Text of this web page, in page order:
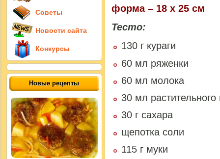
форма – 18 х 25 см
Тесто:
130 г кураги
60 мл ряженки
60 мл молока
30 мл
30 г сахара
щепотка соли
115 г муки
Советы
Новости сайта
Конкурсы
Новые рецепты